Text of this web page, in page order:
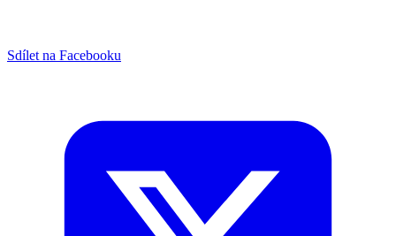
Sdílet na Facebooku